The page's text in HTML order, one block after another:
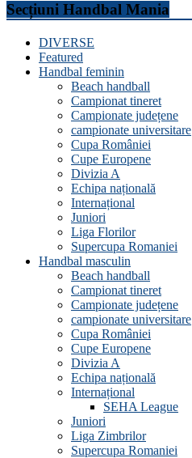
Secțiuni Handbal Mania
DIVERSE
Featured
Handbal feminin
Beach handball
Campionat tineret
Campionate județene
campionate universitare
Cupa României
Cupe Europene
Divizia A
Echipa națională
Internațional
Juniori
Liga Florilor
Supercupa Romaniei
Handbal masculin
Beach handball
Campionat tineret
Campionate județene
campionate universitare
Cupa României
Cupe Europene
Divizia A
Echipa națională
Internațional
SEHA League
Juniori
Liga Zimbrilor
Supercupa Romaniei